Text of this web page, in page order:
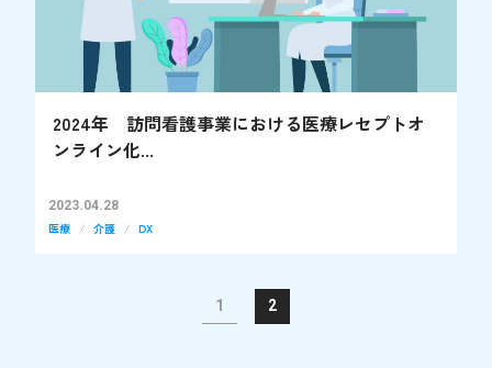
2024年 訪問看護事業における医療レセプトオ
ンライン化...
2023.04.28
医療 介護 DX
1 2